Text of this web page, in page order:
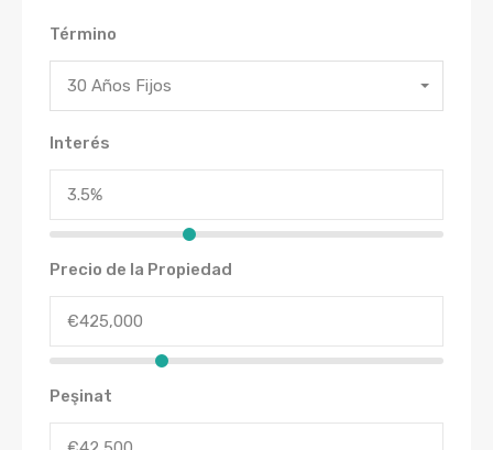
Término
30 Años Fijos
Interés
Precio de la Propiedad
Peşinat